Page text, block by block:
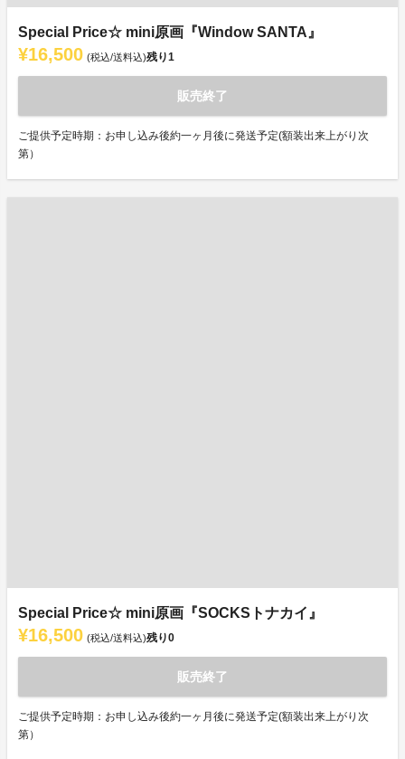
Special Price☆ mini原画『Window SANTA』
¥16,500 (税込/送料込)残り1
販売終了
ご提供予定時期：お申し込み後約一ヶ月後に発送予定(額装出来上がり次
第）
Special Price☆ mini原画『SOCKSトナカイ』
¥16,500 (税込/送料込)残り0
販売終了
ご提供予定時期：お申し込み後約一ヶ月後に発送予定(額装出来上がり次
第）